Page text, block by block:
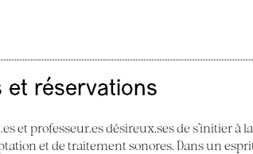
et réservations
et professeur.es désireux.ses de s’initier à
et de traitement sonores. Dans un